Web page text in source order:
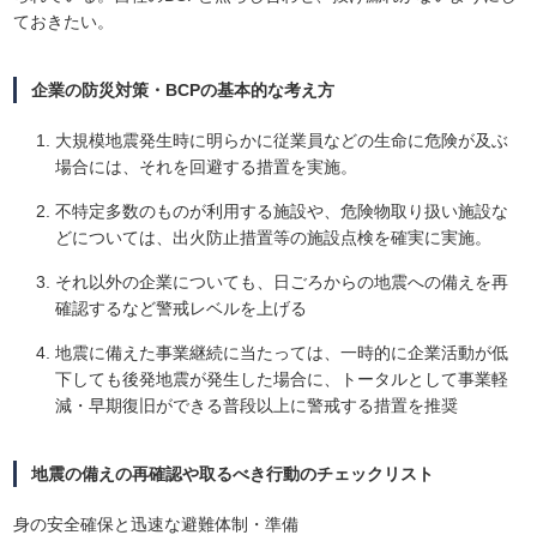
ておきたい。
企業の防災対策・BCPの基本的な考え方
大規模地震発生時に明らかに従業員などの生命に危険が及ぶ
場合には、それを回避する措置を実施。
不特定多数のものが利用する施設や、危険物取り扱い施設な
どについては、出火防止措置等の施設点検を確実に実施。
それ以外の企業についても、日ごろからの地震への備えを再
確認するなど警戒レベルを上げる
地震に備えた事業継続に当たっては、一時的に企業活動が低
下しても後発地震が発生した場合に、トータルとして事業軽
減・早期復旧ができる普段以上に警戒する措置を推奨
地震の備えの再確認や取るべき行動のチェックリスト
身の安全確保と迅速な避難体制・準備